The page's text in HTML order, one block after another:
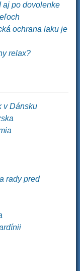
aj po dovolenke
ochrana laku je
relax?
v Dánsku
rady pred